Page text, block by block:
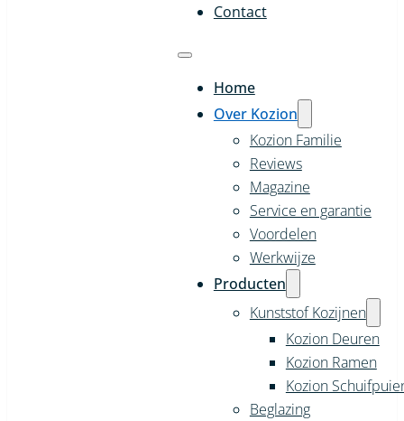
Contact
Home
Over Kozion
Kozion Familie
Reviews
Magazine
Service en garantie
Voordelen
Werkwijze
Producten
Kunststof Kozijnen
Kozion Deuren
Kozion Ramen
Kozion
Beglazing